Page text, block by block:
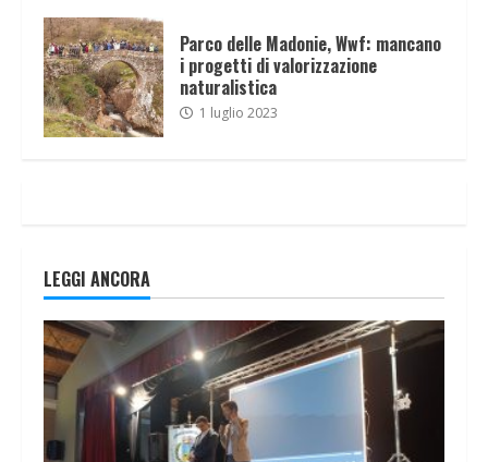
Parco delle Madonie, Wwf: mancano
i progetti di valorizzazione
naturalistica
1 luglio 2023
LEGGI ANCORA